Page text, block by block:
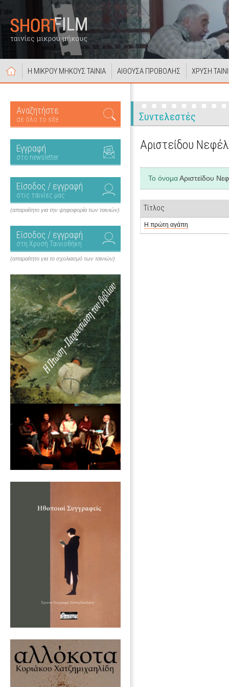
Η ΜΙΚΡΟΥ ΜΗΚΟΥΣ ΤΑΙΝΙΑ ΑΙΘΟΥΣΑ ΠΡΟΒΟΛΗΣ ΧΡΥΣΗ
Αναζητήστε
σε όλο το site
Εγγραφή
στο newsletter
Είσοδος / εγγραφή
στις ταινίες μας
(απαραίτητο για την ψηφοφορία των ταινιών)
Είσοδος / εγγραφή
στη Χρυσή Ταινιοθήκη
(απαραίτητο για το σχολιασμό των ταινιών)
Συντελεστές
Αριστείδου
Το όνομαΑριστείδου
Τίτλος
Η πρώτη αγάπη